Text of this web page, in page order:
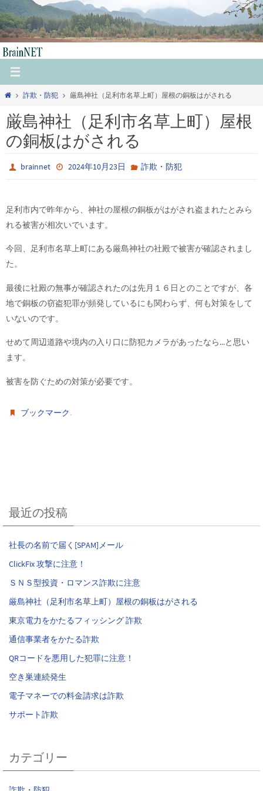
コ
ン
テ
ン
へ
ス
ッ
プ
ホ
ム
詐欺・防犯 厳島神社（足利市名草上町）屋根の銅板はがされる
厳島神社（足利市名草上町）屋根
の銅板はがされる
brainnet 2024年10月23日 詐欺・防犯
足利市内で昨年から、神社の屋根の銅板がはがされ盗まれたとみら
れる被害が相次いでいます。
今回、足利市名草上町にある厳島神社の社殿で被害が確認されまし
た。
最後に社殿の無事が確認されたのは先月１６日とのことですが、各
地で銅板の窃盗犯罪が頻発しているにも関わらず、何も対策をして
いないのです。
せめて周辺道路や境内の入り口に防犯カメラがあったなら...と思い
ます。
被害を防ぐための対策が必要です。
ブックマーク.
最近の投稿
社長の名前で届く[SPAM]メール
ClickFix 攻撃に注意！
ＳＮＳ型投資・ロマンス詐欺に注意
厳島神社（足利市名草上町）屋根の銅板はがされる
東京電力をかたるフィッシング 詐欺
通信事業者をかたる詐欺
QRコードを悪用した犯罪に注意！
空き巣連続発生
電子マネーでの料金請求は詐欺
サポート詐欺
カテゴリー